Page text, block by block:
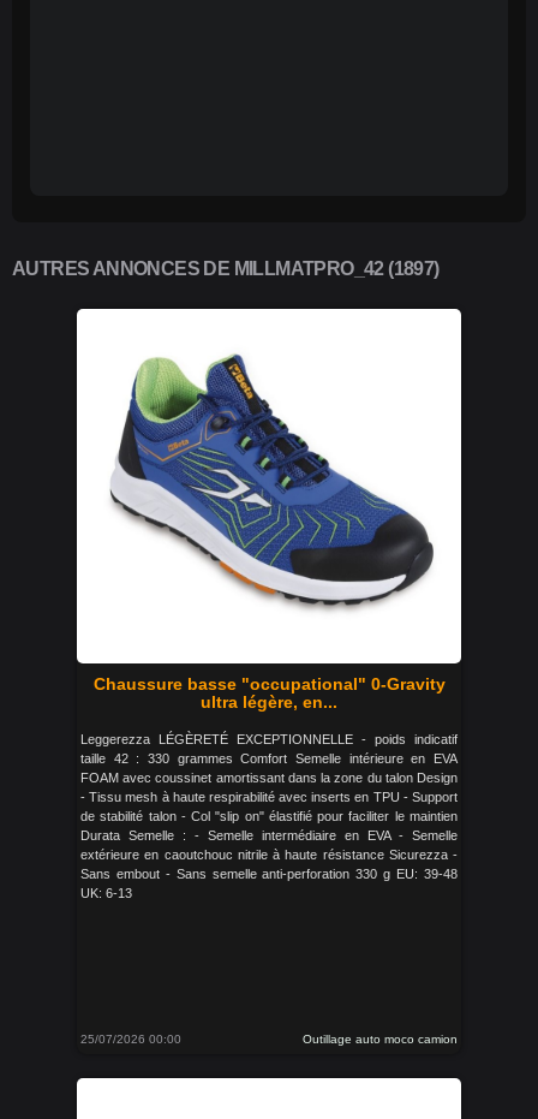
AUTRES ANNONCES DE MILLMATPRO_42 (1897)
Chaussure basse "occupational" 0-Gravity
ultra légère, en...
Leggerezza LÉGÈRETÉ EXCEPTIONNELLE - poids indicatif
taille 42 : 330 grammes Comfort Semelle intérieure en EVA
FOAM avec coussinet amortissant dans la zone du talon Design
- Tissu mesh à haute respirabilité avec inserts en TPU - Support
de stabilité talon - Col "slip on" élastifié pour faciliter le maintien
Durata Semelle : - Semelle intermédiaire en EVA - Semelle
extérieure en caoutchouc nitrile à haute résistance Sicurezza -
Sans embout - Sans semelle anti-perforation 330 g EU: 39-48
UK: 6-13
25/07/2026 00:00 Outillage auto moco camion